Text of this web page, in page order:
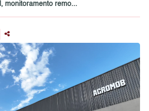
monitoramento remo...